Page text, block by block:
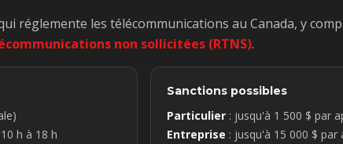
réglemente les télécommunications au Canada, y
non sollicitées (RTNS).
h à 18 h
Sanctions possibles
Particulier : jusqu'à 1 500 $ par
Entreprise : jusqu'à 15 000 $